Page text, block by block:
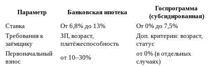
Параметр Банковская ипотека
Госпрограмма
(субсидированная)
Ставка
От 6,8% до 13%
От 0% до 7,5%
Требования к
заёмщику
ЗП, возраст,
платёжеспособность
Доп. критерии: возраст,
статус
Первоначальный
взнос
от 10–30%
от 0% (в отдельных
случаях)